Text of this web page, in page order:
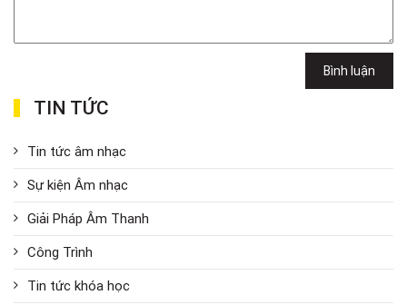
Bình luận
TIN TỨC
Tin tức âm nhạc
Sự kiện Âm nhạc
Giải Pháp Âm Thanh
Công Trình
Tin tức khóa học